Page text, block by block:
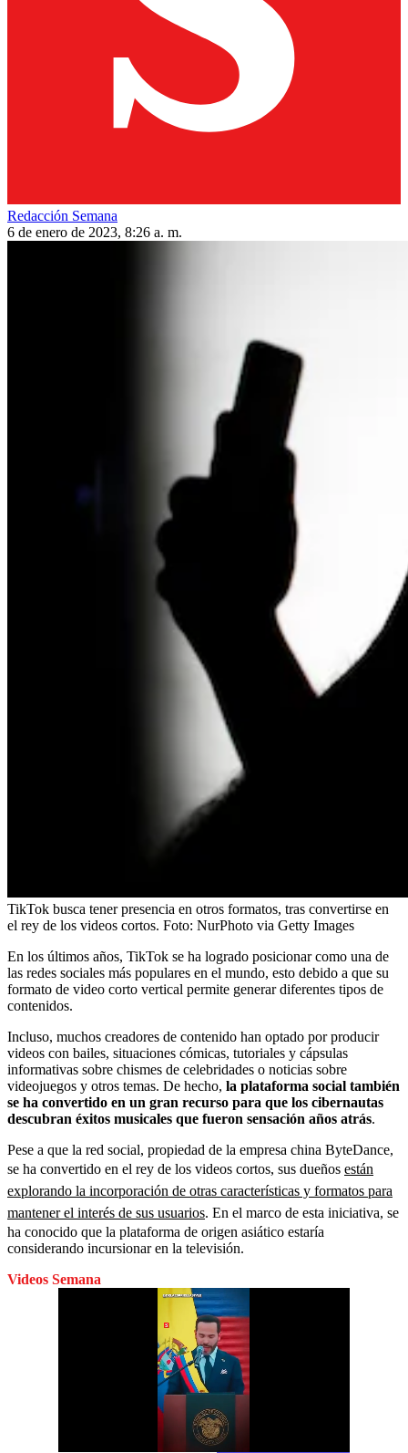
Redacción Semana
6 de enero de 2023, 8:26 a. m.
TikTok busca tener presencia en otros formatos, tras convertirse en
el rey de los videos cortos. Foto: NurPhoto via Getty Images
En los últimos años, TikTok se ha logrado posicionar como una de
las redes sociales más populares en el mundo, esto debido a que su
formato de video corto vertical permite generar diferentes tipos de
contenidos.
Incluso, muchos creadores de contenido han optado por producir
videos con bailes, situaciones cómicas, tutoriales y cápsulas
informativas sobre chismes de celebridades o noticias sobre
videojuegos y otros temas. De hecho, la plataforma social también
se ha convertido en un gran recurso para que los cibernautas
descubran éxitos musicales que fueron sensación años atrás.
Pese a que la red social, propiedad de la empresa china ByteDance,
se ha convertido en el rey de los videos cortos, sus dueños están
explorando la incorporación de otras características y formatos para
mantener el interés de sus usuarios. En el marco de esta iniciativa, se
ha conocido que la plataforma de origen asiático estaría
considerando incursionar en la televisión.
Videos Semana